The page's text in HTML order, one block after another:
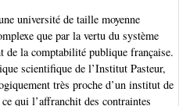
université de taille moyenne
que par la vertu du système
de la comptabilité publique française.
scientifique de l’Institut Pasteur,
très proche d’un institut de
qui l’affranchit des contraintes